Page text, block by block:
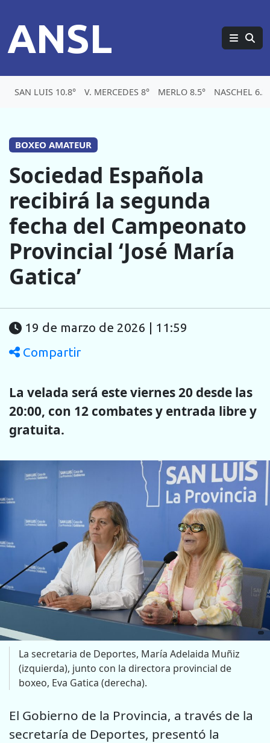
ANSL
SAN LUIS 10.8° V. MERCEDES 8° MERLO 8.5° NASCHEL 6.3°
BOXEO AMATEUR
Sociedad Española
recibirá la segunda
fecha del Campeonato
Provincial ‘José María
Gatica’
19 de marzo de 2026 | 11:59
Compartir
La velada será este viernes 20 desde las
20:00, con 12 combates y entrada libre y
gratuita.
La secretaria de Deportes, María Adelaida Muñiz
(izquierda), junto con la directora provincial de
boxeo, Eva Gatica (derecha).
El Gobierno de la Provincia, a través de la
secretaría de Deportes, presentó la